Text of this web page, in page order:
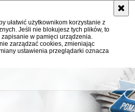
ułatwić użytkownikom korzystanie z
Jeśli nie blokujesz tych plików, to
w pamięci urządzenia.
zarządzać cookies, zmieniając
ustawienia przeglądarki oznacza